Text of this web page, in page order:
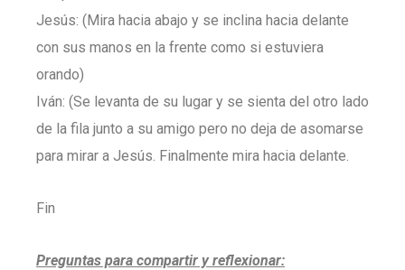
Jesús: (Mira hacia abajo y se inclina hacia delante
con sus manos en la frente como si estuviera
orando)
Iván: (Se levanta de su lugar y se sienta del otro lado
de la fila junto a su amigo pero no deja de asomarse
para mirar a Jesús. Finalmente mira hacia delante.
Fin
Preguntas para compartir y reflexionar: